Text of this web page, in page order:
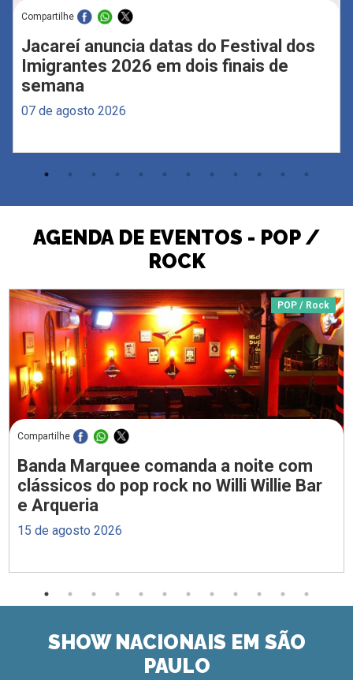
Compartilhe
Jacareí anuncia datas do Festival dos
Imigrantes 2026 em dois finais de
semana
07 de agosto 2026
AGENDA DE EVENTOS - POP /
ROCK
POP / Rock
Compartilhe
Banda Marquee comanda a noite com
clássicos do pop rock no Willi Willie Bar
e Arqueria
15 de agosto 2026
SHOW NACIONAIS EM SÃO
PAULO